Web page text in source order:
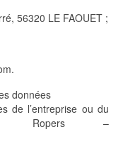
56320 LE FAOUET ;
données
de l’entreprise ou du
Ropers –